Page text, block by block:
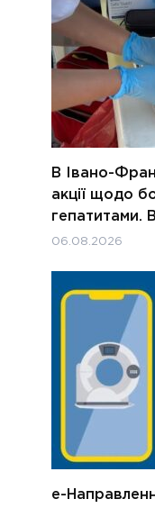
В Івано-
акції щодо
гепатитами.
06.08.2026
е-